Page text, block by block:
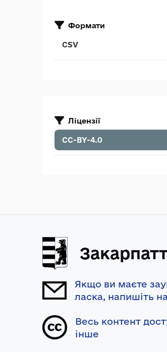
Формати
CSV
Ліцензії
CC-BY-4.0
Якщо ви маєте
ласка, напишіть
Весь контент
інше